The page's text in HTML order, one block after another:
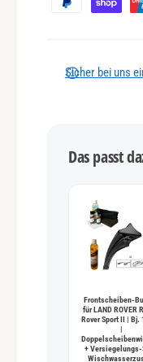
Sicher bei uns
Das passt
Frontscheiben-
für LAND ROVER
Rover Sport II | Bj.
|
+ Versiegelungs-